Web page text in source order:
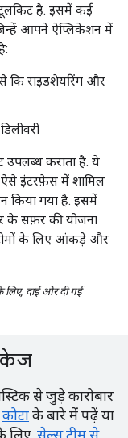
है. इसमें कई
आपने ऐप्लिकेशन में
कि राइडशेयरिंग और
कराता है. ये
इंटरफ़ेस में शामिल
किया गया है. इसमें
के सफ़र की योजना
टीमों के लिए आंकड़े और
दाईं ओर दी गई
से जुड़े कारोबार
कोटाके बारे में पढ़ें या
लिए, सेल्स टीम से